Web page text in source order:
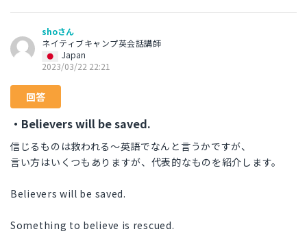
shoさん
ネイティブキャンプ英会話講師
Japan
2023/03/22 22:21
回答
・Believers will be saved.
信じるものは救われる～英語でなんと言うかですが、
言い方はいくつもありますが、代表的なものを紹介します。
Believers will be saved.
Something to believe is rescued.